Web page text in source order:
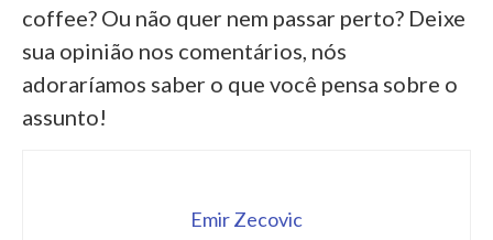
coffee? Ou não quer nem passar perto? Deixe
sua opinião nos comentários, nós
adoraríamos saber o que você pensa sobre o
assunto!
Emir Zecovic